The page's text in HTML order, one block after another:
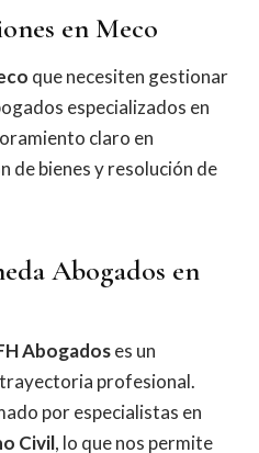
en Meco
que necesiten gestionar
especializados en
claro en
de bienes y resolución de
Abogados en
Abogadoses un
trayectoria profesional.
por especialistas en
Civil, lo que nos permite